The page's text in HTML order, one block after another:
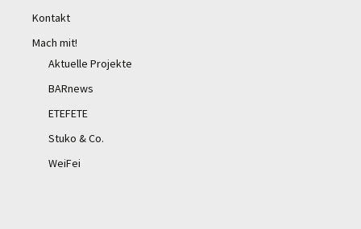
Kontakt
Mach mit!
Aktuelle Projekte
BARnews
ETEFETE
Stuko & Co.
WeiFei